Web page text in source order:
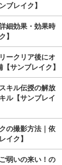
ブレイク】
細効果・効果時
】
ークリア後にオ
サンブレイク】
キル伝授の解放
ル【サンブレイ
の撮影方法｜依
イク】
弱いの来い！の